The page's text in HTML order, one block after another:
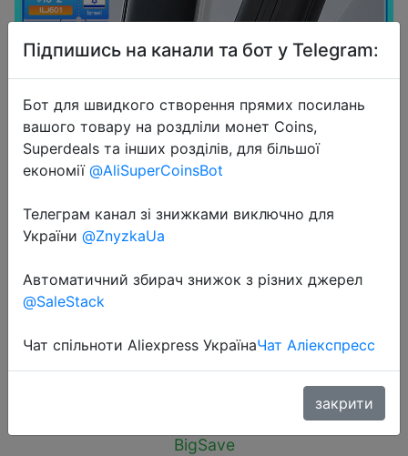
2025-06-17
22.5W Fast Charging Phone
External Battery Powerbank
Charger for Xiaomi Poco iPhone
Samsung iPad
$14.87
BigSave
Підпишись на канали та бот у Telegram:
Бот для швидкого створення прямих посилань
вашого товару на роздліли монет Coins,
Superdeals та інших розділів, для більшої
економії @AliSuperCoinsBot
Телеграм канал зі знижками виключно для
України @ZnyzkaUa
Автоматичний збирач знижок з різних джерел
@SaleStack
Чат спільноти Aliexpress УкраїнаЧат Аліекспресс
закрити